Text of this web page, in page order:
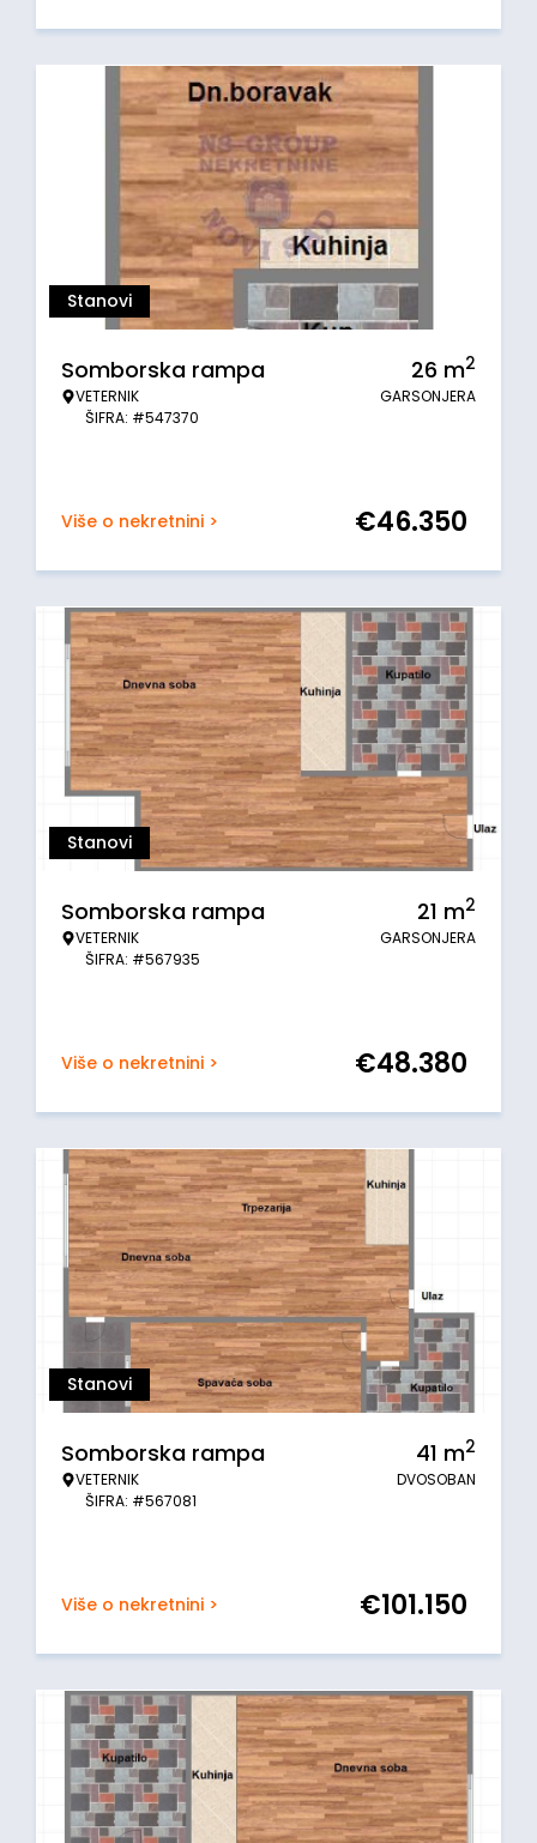
Stanovi
Somborska rampa
VETERNIK
ŠIFRA: #547370
26 m2
GARSONJERA
Više o nekretnini > €46.350
Stanovi
Somborska rampa
VETERNIK
ŠIFRA: #567935
21 m2
GARSONJERA
Više o nekretnini > €48.380
Stanovi
Somborska rampa
VETERNIK
ŠIFRA: #567081
41 m2
DVOSOBAN
Više o nekretnini > €101.150